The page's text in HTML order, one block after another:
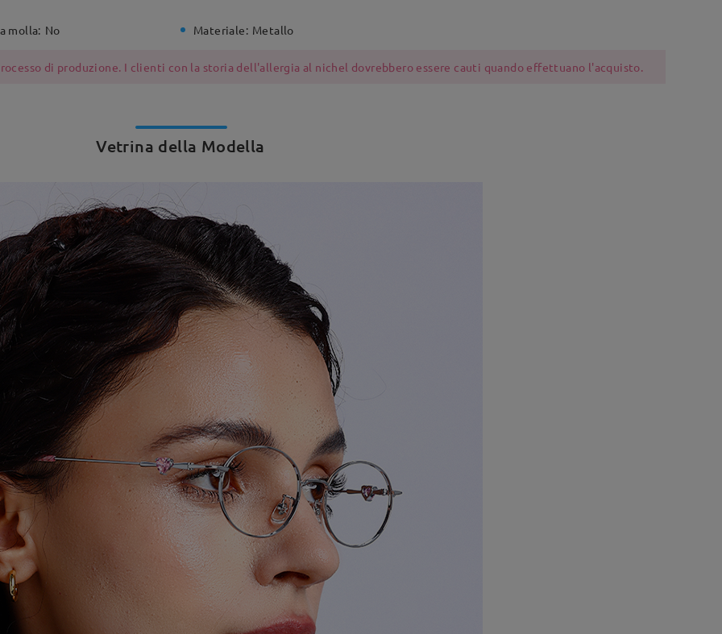
molla: No Materiale: Metallo
di produzione. I clienti con la storia dell'allergia al nichel dovrebbero essere cauti quando effettuano l'acquisto.
Vetrina della Modella